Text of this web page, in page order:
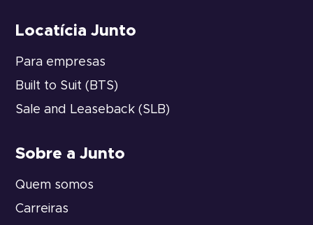
Locatícia Junto
Para empresas
Built to Suit (BTS)
Sale and Leaseback (SLB)
Sobre a Junto
Quem somos
Carreiras